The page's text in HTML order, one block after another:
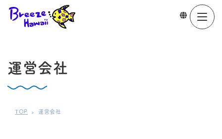
Breeze Hawaii
選ばれる理由
運営会社
TOP 運営会社